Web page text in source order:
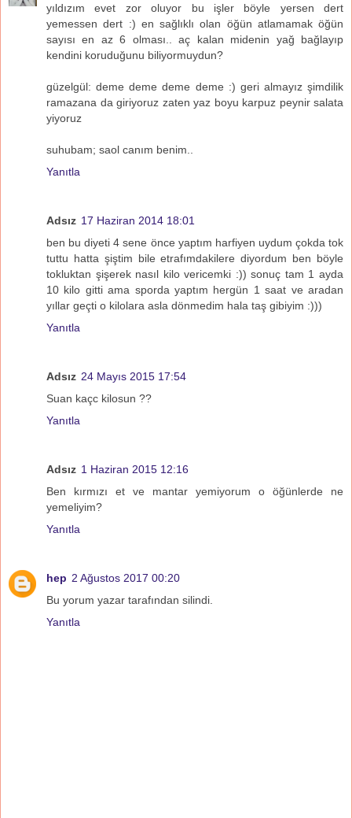
yıldızım evet zor oluyor bu işler böyle yersen dert
yemessen dert :) en sağlıklı olan öğün atlamamak öğün
sayısı en az 6 olması.. aç kalan midenin yağ bağlayıp
kendini koruduğunu biliyormuydun?
güzelgül: deme deme deme deme :) geri almayız şimdilik
ramazana da giriyoruz zaten yaz boyu karpuz peynir salata
yiyoruz
suhubam; saol canım benim..
Yanıtla
Adsız 17 Haziran 2014 18:01
ben bu diyeti 4 sene önce yaptım harfiyen uydum çokda tok
tuttu hatta şiştim bile etrafımdakilere diyordum ben böyle
tokluktan şişerek nasıl kilo vericemki :)) sonuç tam 1 ayda
10 kilo gitti ama sporda yaptım hergün 1 saat ve aradan
yıllar geçti o kilolara asla dönmedim hala taş gibiyim :)))
Yanıtla
Adsız 24 Mayıs 2015 17:54
Suan kaçc kilosun ??
Yanıtla
Adsız 1 Haziran 2015 12:16
Ben kırmızı et ve mantar yemiyorum o öğünlerde ne
yemeliyim?
Yanıtla
hep 2 Ağustos 2017 00:20
Bu yorum yazar tarafından silindi.
Yanıtla